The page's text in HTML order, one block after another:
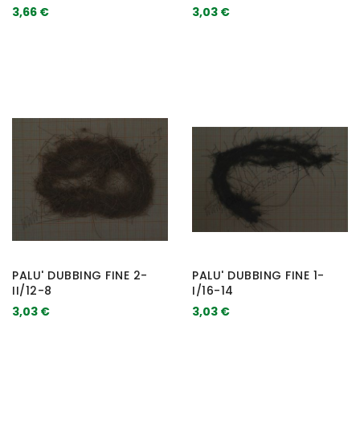
3,66 €
3,03 €
PALU' DUBBING FINE 2-
II/12-8
3,03 €
PALU' DUBBING FINE 1-
I/16-14
3,03 €